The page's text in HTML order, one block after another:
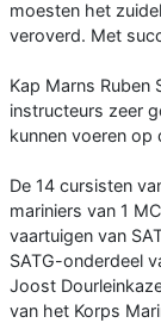
moesten het
veroverd. Met
Kap Marns Ruben
instructeurs zeer
kunnen voeren op
De 14 cursisten
mariniers van 1
vaartuigen van
SATG-onderdeel
Joost
van het Korps